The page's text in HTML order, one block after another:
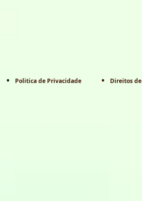
Politica de Privacidade Direitos